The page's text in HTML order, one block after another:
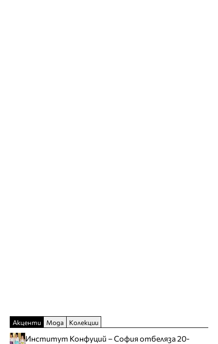
Акценти Мода Колекции
Институт Конфуций – София отбеляза 20-